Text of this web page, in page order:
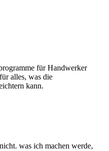
für Handwerker
alles, was die
kann.
was ich machen werde,